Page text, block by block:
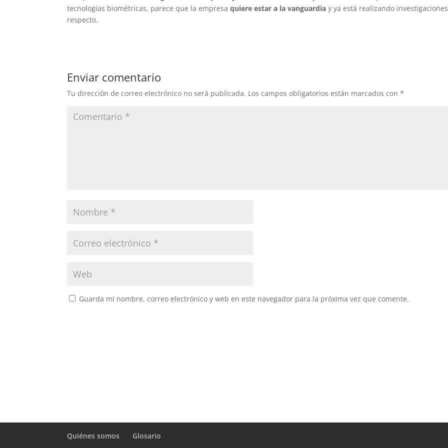
tecnologías biométricas, parece que la empresaquiere estar a la vanguardia y ya está realizando
respecto.
Enviar comentario
Tu dirección de correo electrónico no será publicada. Los campos obligatorios están marcados con*
Guarda mi nombre, correo electrónico y web en este navegador para la próxima vez que comente.
Quiénes somos Glosario